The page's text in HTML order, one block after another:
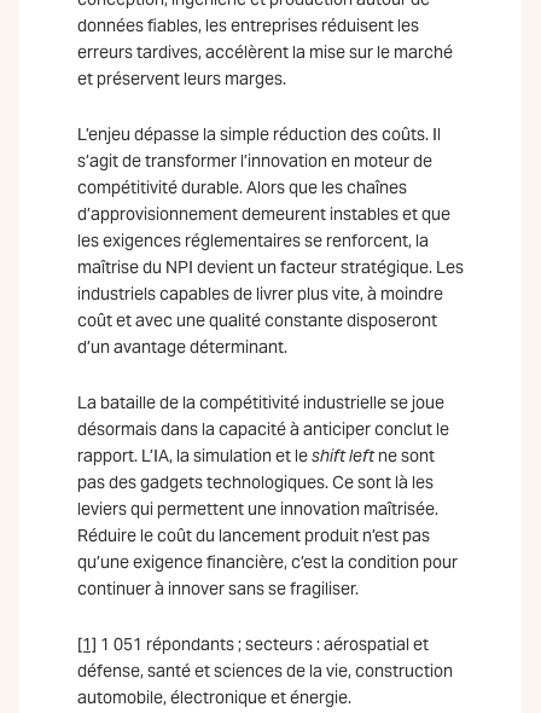
données fiables, les entreprises réduisent les
erreurs tardives, accélèrent la mise sur le marché
et préservent leurs marges.
L’enjeu dépasse la simple réduction des coûts. Il
s’agit de transformer l’innovation en moteur de
compétitivité durable. Alors que les chaînes
d’approvisionnement demeurent instables et que
les exigences réglementaires se renforcent, la
maîtrise du NPI devient un facteur stratégique. Les
industriels capables de livrer plus vite, à moindre
coût et avec une qualité constante disposeront
d’un avantage déterminant.
La bataille de la compétitivité industrielle se joue
désormais dans la capacité à anticiper conclut le
rapport. L’IA, la simulation et leshift leftne sont
pas des gadgets technologiques. Ce sont là les
leviers qui permettent une innovation maîtrisée.
Réduire le coût du lancement produit n’est pas
qu’une exigence financière, c’est la condition pour
continuer à innover sans se fragiliser.
[1] 1 051 répondants ; secteurs : aérospatial et
défense, santé et sciences de la vie, construction
automobile, électronique et énergie.